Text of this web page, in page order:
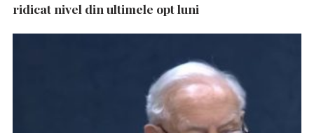
ridicat nivel din ultimele opt luni